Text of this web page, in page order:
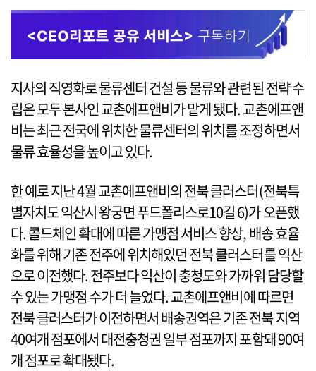
지사의 직영화로 물류센터 건설 등 물류와 관련된 전략 수
립은 모두 본사인 교촌에프앤비가 맡게 됐다. 교촌에프앤
비는 최근 전국에 위치한 물류센터의 위치를 조정하면서
물류 효율성을 높이고 있다.
한 예로 지난 4월 교촌에프앤비의 전북 클러스터(전북특
별자치도 익산시 왕궁면 푸드폴리스로10길 6)가 오픈했
다. 콜드체인 확대에 따른 가맹점 서비스 향상, 배송 효율
화를 위해 기존 전주에 위치해있던 전북 클러스터를 익산
으로 이전했다. 전주보다 익산이 충청도와 가까워 담당할
수 있는 가맹점 수가 더 늘었다. 교촌에프앤비에 따르면
전북 클러스터가 이전하면서 배송권역은 기존 전북 지역
40여개 점포에서 대전충청권 일부 점포까지 포함돼 90여
개 점포로 확대됐다.